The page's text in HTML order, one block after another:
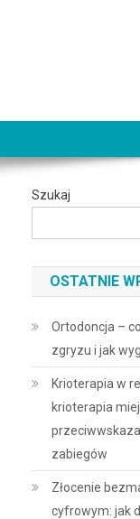
Szukaj
OSTATNIE
Ortodoncja –
zgryzu i jak
Krioterapia w
krioterapia
zabiegów
Złocenie
cyfrowym: jak